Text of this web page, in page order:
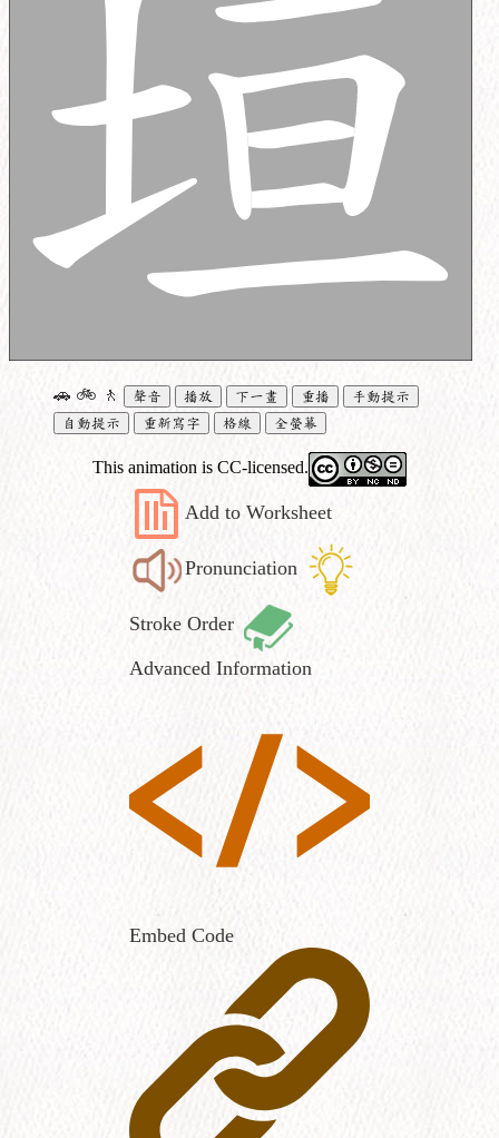
🚗 🚲 🚶 聲音 播放 下一畫 重播
手動提示
自動提示
重新寫字 格線 全螢幕
This animation is CC-licensed.
Add to Worksheet
Pronunciation
Stroke Order
Advanced Information
Embed Code